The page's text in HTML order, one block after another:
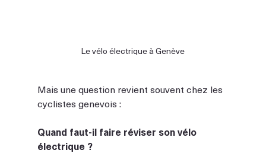
Le vélo électrique à Genève
Mais une question revient souvent chez les
cyclistes genevois :
Quand faut-il faire réviser son vélo
électrique ?